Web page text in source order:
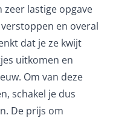
lastige opgave
en overal
dat je ze kwijt
uitkomen en
Om van deze
schakel je dus
De prijs om